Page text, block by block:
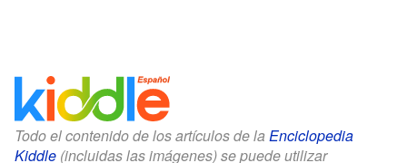
Todo el contenido de los artículos de la Enciclopedia
Kiddle (incluidas las imágenes) se puede utilizar